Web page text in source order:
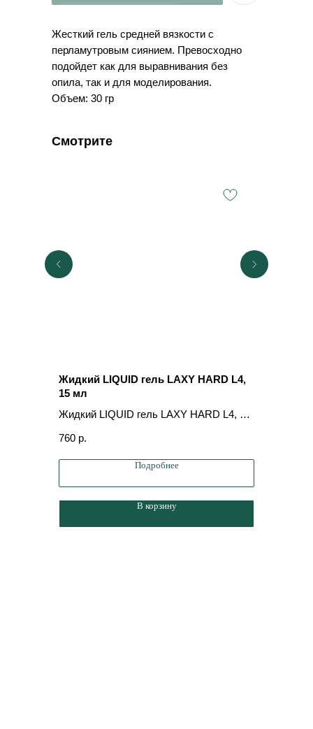
Жесткий гель средней вязкости с
перламутровым сиянием. Превосходно
подойдет как для выравнивания без
опила, так и для моделирования.
Объем: 30 гр
Смотрите
Жидкий LIQUID гель LAXY HARD L4,
15 мл
Жидкий LIQUID гель LAXY HARD L4, 15
760 р.
Подробнее
В корзину